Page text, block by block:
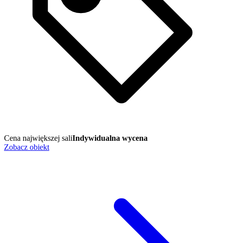
Cena największej saliIndywidualna wycena
Zobacz obiekt